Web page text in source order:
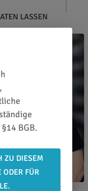
LASSEN
BGB.
ZU DIESEM
ODER FÜR